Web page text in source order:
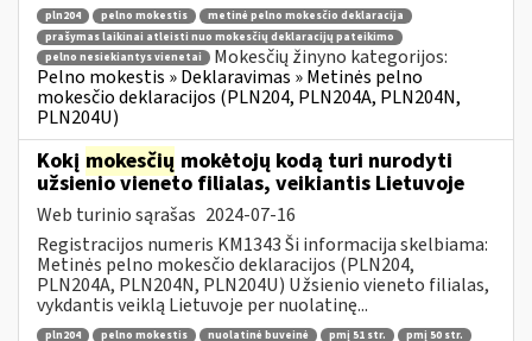
pln204 pelno mokestis
metinė pelno mokesčio deklaracija
prašymas laikinai atleisti nuo mokesčių deklaracijų pateikimo
pelno nesiekiantys vienetai
Mokesčių žinyno kategorijos:
Pelno mokestis » Deklaravimas » Metinės pelno
mokesčio deklaracijos (PLN204, PLN204A, PLN204N,
PLN204U)
Kokį mokesčių mokėtojų kodą turi nurodyti
užsienio vieneto filialas, veikiantis Lietuvoje
Web turinio sąrašas 2024-07-16
Registracijos numeris KM1343 Ši informacija skelbiama:
Metinės pelno mokesčio deklaracijos (PLN204,
PLN204A, PLN204N, PLN204U) Užsienio vieneto filialas,
vykdantis veiklą Lietuvoje per nuolatinę...
pln204 pelno mokestis nuolatinė buveinė pmį 51 str.
pmį 50 str.